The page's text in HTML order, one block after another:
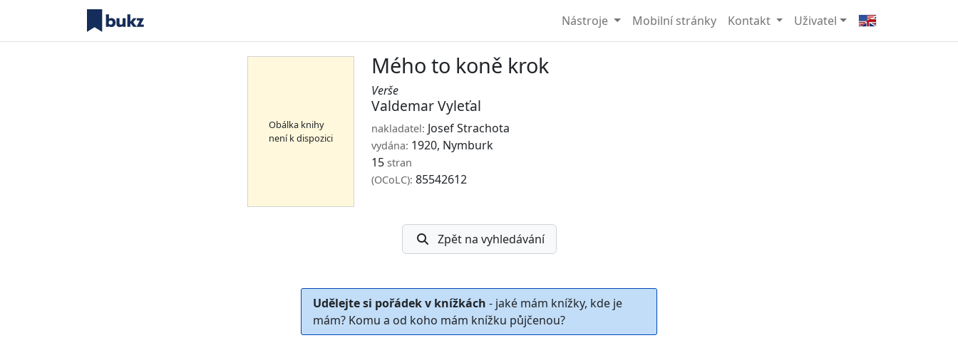
Nástroje Mobilní stránky Kontakt Uživatel
Obálka knihy
není k dispozici
Mého to koně krok
Verše
Valdemar Vyleťal
nakladatel: Josef Strachota
vydána: 1920, Nymburk
15 stran
(OCoLC): 85542612
Zpět na vyhledávání
Udělejte si pořádek v knížkách - jaké mám knížky, kde je
mám? Komu a od koho mám knížku půjčenou?